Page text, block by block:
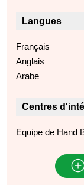
Langues
Français
Anglais
Arabe
Centres
Equipe de Hand